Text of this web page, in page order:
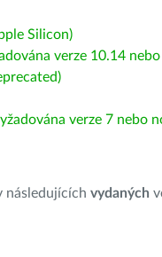
Silicon)
verze 10.14
verze 7 nebo
následujících vydaných